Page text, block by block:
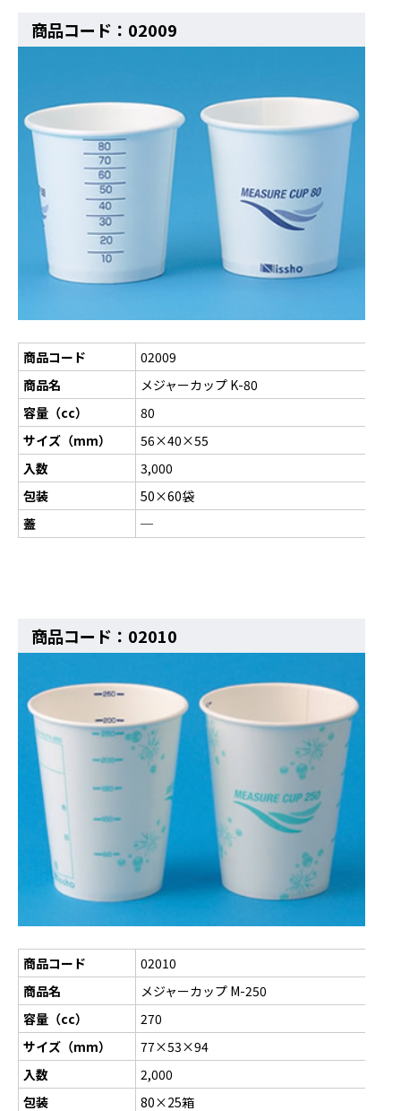
商品コード：02009
商品コード
02009
商品名
メジャーカップ K-80
容量（cc）
80
サイズ（mm）
56×40×55
入数
3,000
包装
50×60袋
蓋
─
商品コード：02010
商品コード
02010
商品名
メジャーカップ M-250
容量（cc）
270
サイズ（mm）
77×53×94
入数
2,000
包装
80×25箱